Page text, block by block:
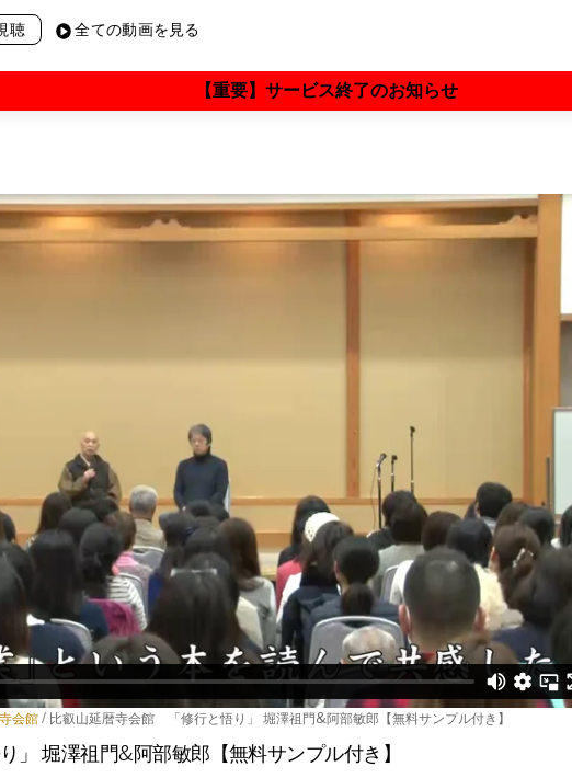
聴 全ての動画を見る
矢作直樹×阿部敏郎
山川紘矢×阿部敏郎
さとうみつろう×阿部敏郎
保江邦夫×大和田菜穂×阿部敏郎
ピョートル・グジバチ×阿部敏郎
【重要】サービス終了のお知らせ
会館/ 比叡山延暦寺会館 「修行と悟り」 堀澤祖門&阿部敏郎【無料サンプル付き】
堀澤祖門&阿部敏郎【無料サンプル付き】